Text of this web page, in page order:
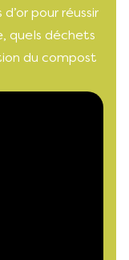
pour réussir
quels déchets
du compost